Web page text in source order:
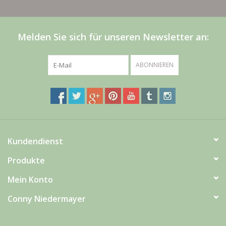
Melden Sie sich für unseren Newsletter an:
ABONNIEREN
Kundendienst
Produkte
Mein Konto
Conny Niedermayer